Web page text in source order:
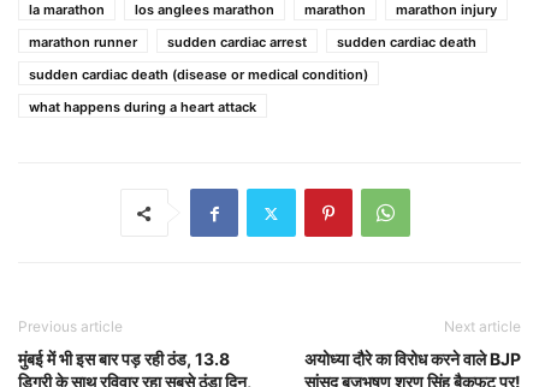
la marathon
los anglees marathon marathon
marathon injury
marathon runner
sudden cardiac arrest
sudden cardiac death
sudden cardiac death (disease or medical condition)
what happens during a heart attack
Previous article
मुंबई में भी इस बार पड़ रही ठंड, 13.8
डिग्री के साथ रविवार रहा सबसे ठंडा दिन,
Next article
अयोध्या दौरे का विरोध करने वाले BJP
सांसद बृजभूषण शरण सिंह बैकफुट पर!